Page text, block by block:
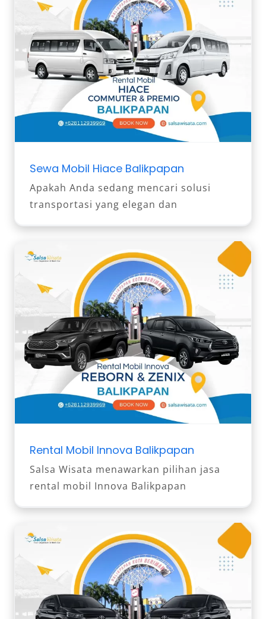
Sewa Mobil Hiace Balikpapan
Apakah Anda sedang mencari solusi
transportasi yang elegan dan
Rental Mobil Innova Balikpapan
Salsa Wisata menawarkan pilihan jasa
rental mobil Innova Balikpapan